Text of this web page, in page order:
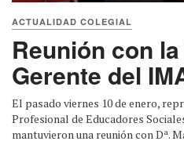
ACTUALIDAD COLEGIAL
Reunión con
Gerente del
El pasado viernes 10 de enero,
Profesional de Educadores
mantuvieron una reunión con Dª.